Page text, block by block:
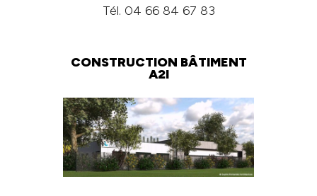
Tél. 04 66 84 67 83
CONSTRUCTION BÂTIMENT
A2I